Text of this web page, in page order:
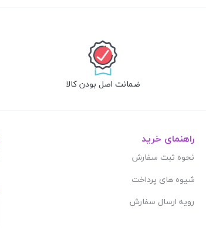
ضمانت اصل بودن کالا
راهنمای خرید
نحوه ثبت سفارش
شیوه های پرداخت
رویه ارسال سفارش